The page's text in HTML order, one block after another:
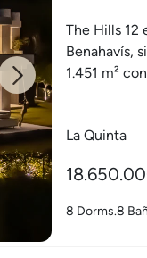
Next
The Hills 12
Benahavís,
1.451 m²
La Quinta
8 Dorms.8